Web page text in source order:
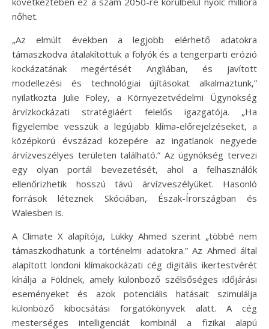
nőhet.
„Az elmúlt években a legjobb elérhető adatokra
támaszkodva átalakítottuk a folyók és a tengerparti erózió
kockázatának megértését Angliában, és javított
modellezési és technológiai újításokat alkalmaztunk,”
nyilatkozta Julie Foley, a Környezetvédelmi Ügynökség
árvízkockázati stratégiáért felelős igazgatója. „Ha
figyelembe vesszük a legújabb klíma-előrejelzéseket, a
középkorú évszázad közepére az ingatlanok negyede
árvízveszélyes területen található.” Az ügynökség tervezi
egy olyan portál bevezetését, ahol a felhasználók
ellenőrizhetik hosszú távú árvízveszélyüket. Hasonló
források léteznek Skóciában, Észak-Írországban és
Walesben is.
A Climate X alapítója, Lukky Ahmed szerint „többé nem
támaszkodhatunk a történelmi adatokra.” Az Ahmed által
alapított londoni klímakockázati cég digitális ikertestvérét
kínálja a Földnek, amely különböző szélsőséges időjárási
eseményeket és azok potenciális hatásait szimulálja
különböző kibocsátási forgatókönyvek alatt. A cég
mesterséges intelligenciát kombinál a fizikai alapú